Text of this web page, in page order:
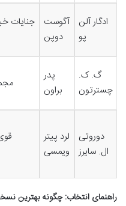
ادگار آلن
پو
آگوست
دوپن
جنایات
گ. ک.
چسترتون
پدر
براون
دوروتی
ال. سایرز
لرد پیتر
ویمسی
راهنمای انتخاب: چگونه بهترین